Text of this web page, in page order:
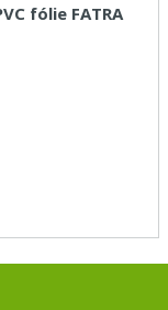
fólie FATRA